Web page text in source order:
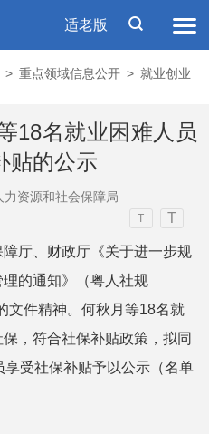
适老版
> 重点领域信息公开 > 就业创业
18名就业困难人员
贴的公示
力资源和社会保障局
T T
厅、财政厅《关于进一步规
的通知》（粤人社规
文件精神。何秋月等18名就
，符合社保补贴政策，拟同
受社保补贴予以公示（名单